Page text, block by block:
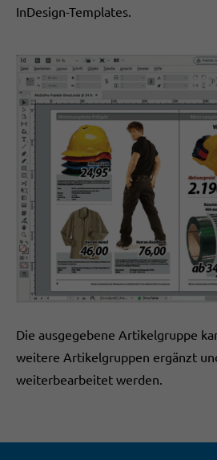
InDesign-Templates.
Die ausgegebene Artikelgruppe
weitere Artikelgruppen ergänzt
weiterbearbeitet werden.